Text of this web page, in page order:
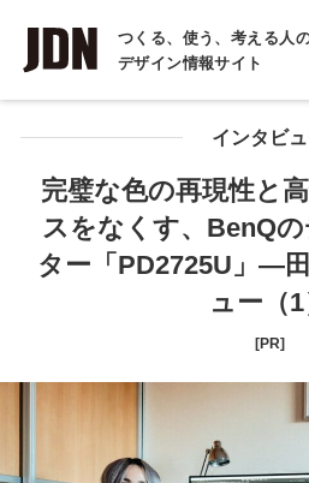
つくる、使う、考える人
デザイン情報サイト
INTERVIEW
インタビュー
REPORT
COLUMN
コラム
インタビ
完璧な色の再現性と
スをなくす、BenQ
ター「PD2725U」―
ュー（1
[PR]